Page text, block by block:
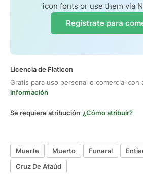
icon fonts or use them via
Regístrate para
Licencia de Flaticon
Gratis para uso personal o comercial con
información
Se requiere atribución ¿Cómo atribuir?
Muerte Muerto Funeral
Cruz De Ataúd